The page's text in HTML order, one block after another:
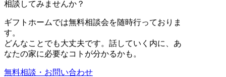
相談 してみませんか？
ギフトホームでは無料相談会を随時行っておりま
す。
どんなことでも大丈夫です。話していく内に、あ
なたの家に必要なコトが分かるかも。
無料相談・お問い合わせ